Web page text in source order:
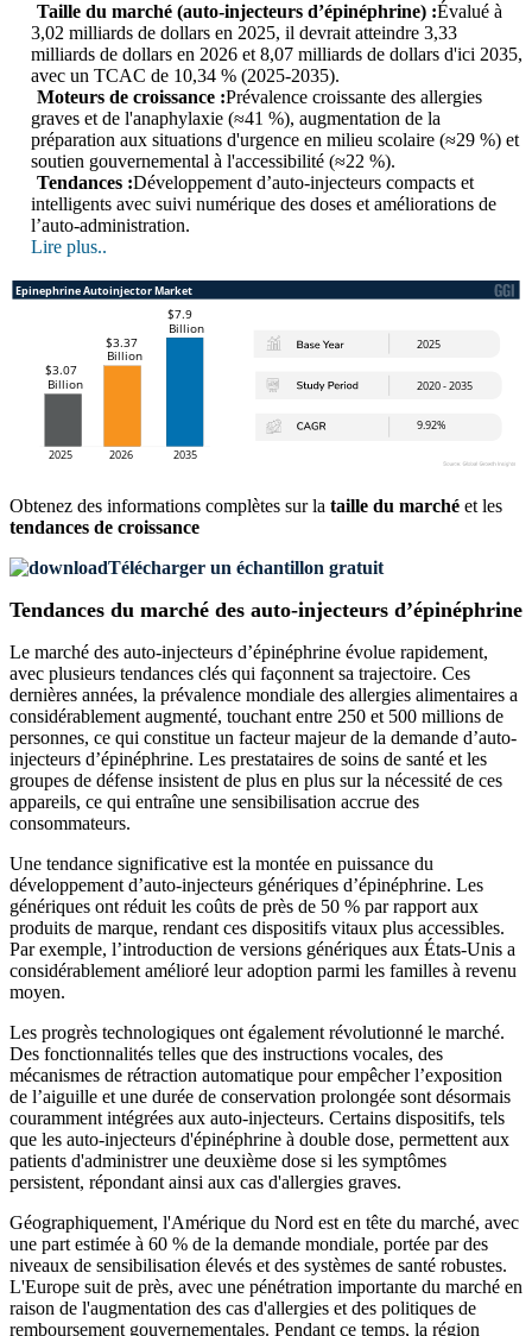
Taille du marché (auto-injecteurs d’épinéphrine) :Évalué à
3,02 milliards de dollars en 2025, il devrait atteindre 3,33
milliards de dollars en 2026 et 8,07 milliards de dollars d'ici 2035,
avec un TCAC de 10,34 % (2025-2035).
Moteurs de croissance :Prévalence croissante des allergies
graves et de l'anaphylaxie (≈41 %), augmentation de la
préparation aux situations d'urgence en milieu scolaire (≈29 %) et
soutien gouvernemental à l'accessibilité (≈22 %).
Tendances :Développement d’auto-injecteurs compacts et
intelligents avec suivi numérique des doses et améliorations de
l’auto-administration.
Lire plus..
Obtenez des informations complètes sur la taille du marché et les
tendances de croissance
Télécharger un échantillon gratuit
Tendances du marché des auto-injecteurs d’épinéphrine
Le marché des auto-injecteurs d’épinéphrine évolue rapidement,
avec plusieurs tendances clés qui façonnent sa trajectoire. Ces
dernières années, la prévalence mondiale des allergies alimentaires a
considérablement augmenté, touchant entre 250 et 500 millions de
personnes, ce qui constitue un facteur majeur de la demande d’auto-
injecteurs d’épinéphrine. Les prestataires de soins de santé et les
groupes de défense insistent de plus en plus sur la nécessité de ces
appareils, ce qui entraîne une sensibilisation accrue des
consommateurs.
Une tendance significative est la montée en puissance du
développement d’auto-injecteurs génériques d’épinéphrine. Les
génériques ont réduit les coûts de près de 50 % par rapport aux
produits de marque, rendant ces dispositifs vitaux plus accessibles.
Par exemple, l’introduction de versions génériques aux États-Unis a
considérablement amélioré leur adoption parmi les familles à revenu
moyen.
Les progrès technologiques ont également révolutionné le marché.
Des fonctionnalités telles que des instructions vocales, des
mécanismes de rétraction automatique pour empêcher l’exposition
de l’aiguille et une durée de conservation prolongée sont désormais
couramment intégrées aux auto-injecteurs. Certains dispositifs, tels
que les auto-injecteurs d'épinéphrine à double dose, permettent aux
patients d'administrer une deuxième dose si les symptômes
persistent, répondant ainsi aux cas d'allergies graves.
Géographiquement, l'Amérique du Nord est en tête du marché, avec
une part estimée à 60 % de la demande mondiale, portée par des
niveaux de sensibilisation élevés et des systèmes de santé robustes.
L'Europe suit de près, avec une pénétration importante du marché en
raison de l'augmentation des cas d'allergies et des politiques de
remboursement gouvernementales. Pendant ce temps, la région